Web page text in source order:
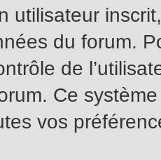
utilisateur
du forum.
de
Ce
vos